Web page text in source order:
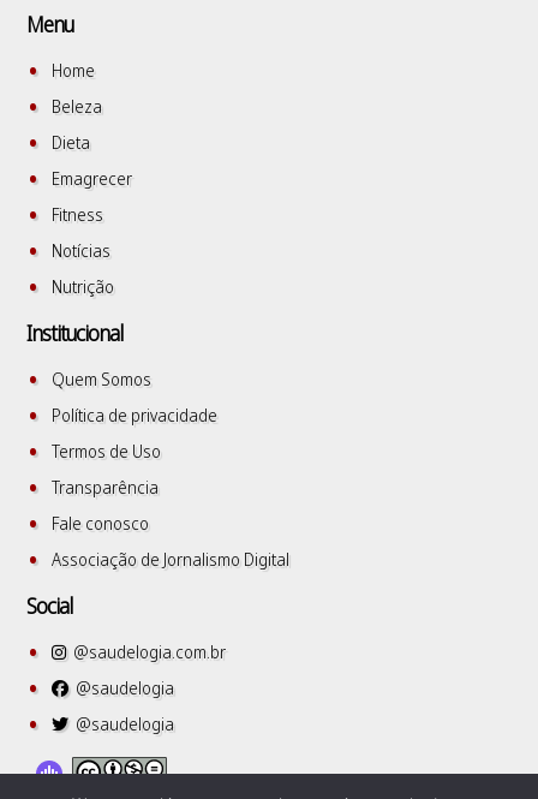
Menu
Home
Beleza
Dieta
Emagrecer
Fitness
Notícias
Nutrição
Institucional
Quem Somos
Política de privacidade
Termos de Uso
Transparência
Fale conosco
Associação de Jornalismo Digital
Social
@saudelogia.com.br
@saudelogia
@saudelogia